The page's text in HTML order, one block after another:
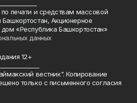
печати и средствам массовой
Акционерное
«Республика Башкортостан»
данных
12+
вестник". Копирование
только с письменного согласия